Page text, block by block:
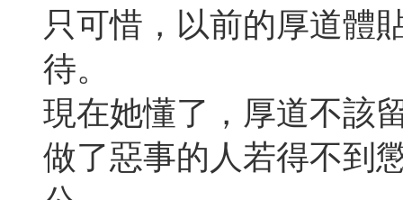
只可惜，以前的厚道體
待。
現在她懂了，厚道不該
做了惡事的人若得不到